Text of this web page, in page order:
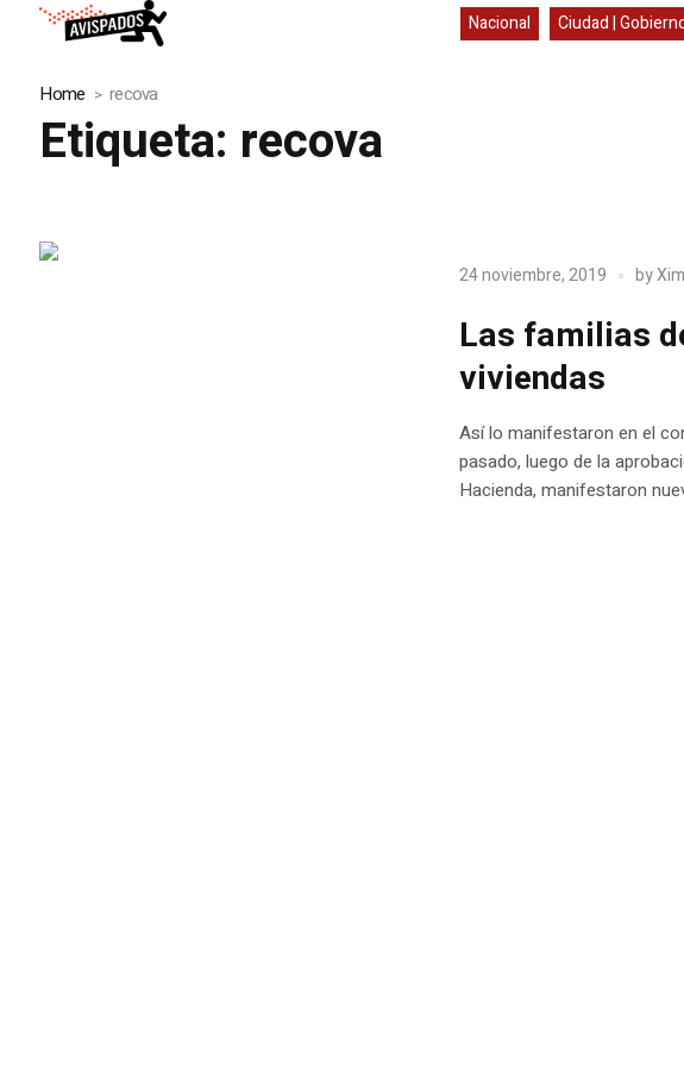
Nacional Ciudad |
Home recova
Etiqueta: recova
24 noviembre, 2019 by
Las familias
viviendas
Así lo manifestaron en el
pasado, luego de la
Hacienda, manifestaron